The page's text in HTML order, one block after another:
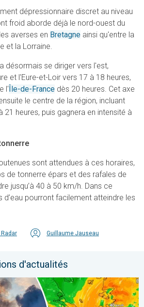
dépressionnaire discret au niveau
froid aborde déjà le nord-ouest du
averses en Bretagne ainsi qu'entre la
et la Lorraine.
désormais se diriger vers l'est,
et l'Eure-et-Loir vers 17 à 18 heures,
l' Île-de-France dès 20 heures. Cet axe
le centre de la région, incluant
21 heures, puis gagnera en intensité à
sont attendues à ces horaires,
de tonnerre épars et des rafales de
jusqu’à 40 à 50 km/h. Dans ce
d’eau pourront facilement atteindre les
Guillaume Jauseau
d'actualités
Europe du Sud. Chaleur et vent fort. . .